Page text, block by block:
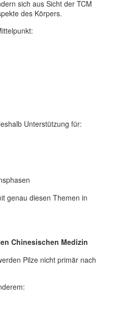
sich aus Sicht der TCM
des Körpers.
Unterstützung für:
genau diesen Themen in
Chinesischen Medizin
Pilze nicht primär nach